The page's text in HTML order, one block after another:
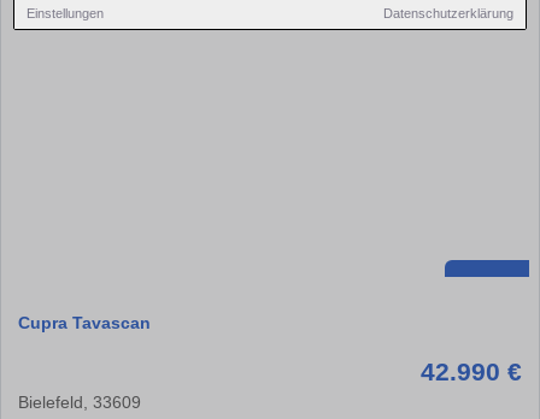
Einstellungen Datenschutzerklärung
Cupra Tavascan
42.990 €
Bielefeld, 33609